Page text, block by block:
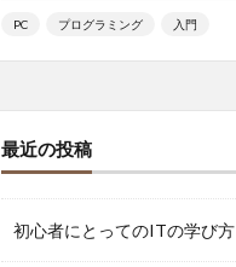
PC プログラミング 入門
最近の投稿
初心者にとってのITの学び方